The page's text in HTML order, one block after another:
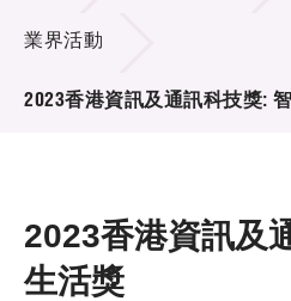
項目及資助計劃
新聞中心
業界活動
2023香港資訊及通訊科技獎:
2023香港資訊及
生活獎